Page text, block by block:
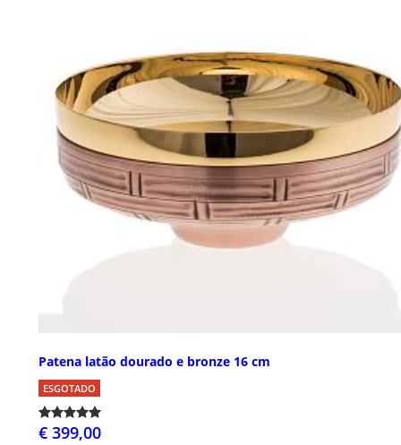
Patena latão dourado e bronze 16 cm
ESGOTADO
€ 399,00